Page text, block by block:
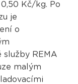
Kč/kg. Po
je
o
REMA
malým